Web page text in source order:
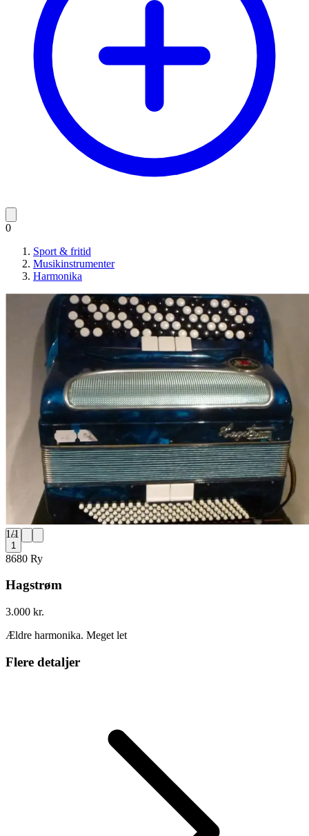
0
Sport & fritid
Musikinstrumenter
Harmonika
1/1
1
8680 Ry
Hagstrøm
3.000 kr.
Ældre harmonika. Meget let
Flere detaljer